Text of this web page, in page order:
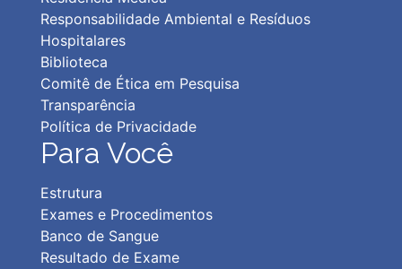
Responsabilidade Ambiental e Resíduos
Hospitalares
Biblioteca
Comitê de Ética em Pesquisa
Transparência
Política de Privacidade
Para Você
Estrutura
Exames e Procedimentos
Banco de Sangue
Resultado de Exame